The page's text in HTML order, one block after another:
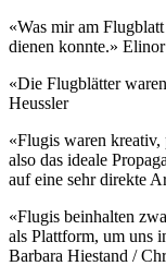
«Was mir am
dienen konnte.»
«Die Flugblätter
Heussler
«Flugis waren
also das ideale
auf eine sehr direkte
«Flugis beinhalten
als Plattform, um uns
Barbara Hiestand /